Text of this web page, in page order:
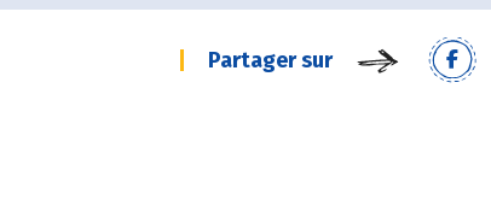
Partager sur